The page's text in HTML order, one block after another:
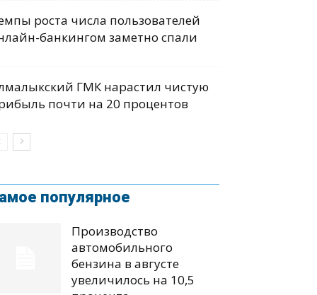
роста числа пользователей
банкингом заметно спали
ГМК нарастил чистую
почти на 20 процентов
популярное
Производство
автомобильного
бензина в августе
увеличилось на 10,5